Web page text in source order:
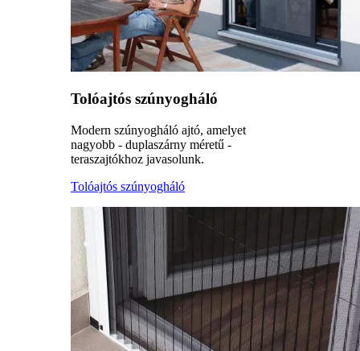
Tolóajtós szúnyogháló
Modern szúnyogháló ajtó, amelyet
nagyobb - duplaszárny méretű -
teraszajtókhoz javasolunk.
Tolóajtós szúnyogháló